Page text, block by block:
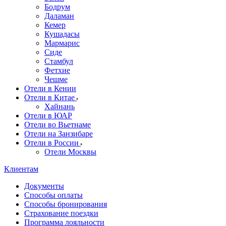
Бодрум
Даламан
Кемер
Кушадасы
Мармарис
Сиде
Стамбул
Фетхие
Чешме
Отели в Кении
Отели в Китае
Хайнань
Отели в ЮАР
Отели во Вьетнаме
Отели на Занзибаре
Отели в России
Отели Москвы
Клиентам
Документы
Способы оплаты
Способы бронирования
Страхование поездки
Программа лояльности